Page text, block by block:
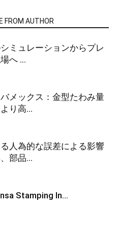
FROM AUTHOR
ミュレーションからプレ
へ ...
メックス：金型たわみ量
り高...
人為的な誤差による影響
部品...
Stamping In...